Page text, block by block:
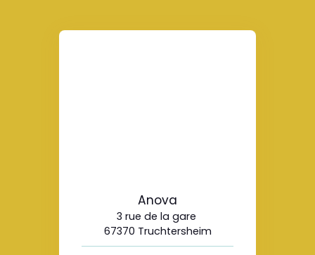
Anova
3 rue de la gare
67370 Truchtersheim